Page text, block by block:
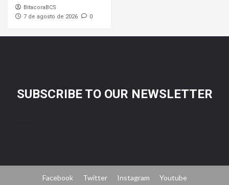
BitacoraBCS
7 de agosto de 2026
0
SUBSCRIBE TO OUR NEWSLETTER
Facebook Twitter Instagram Youtube